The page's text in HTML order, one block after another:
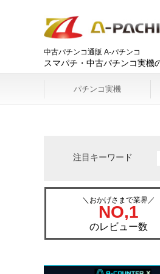
中古パチンコ通販 A-パチンコ
スマパチ・中古パチンコ実機
パチンコ実機
注目キーワード
＼おかげさまで業界／
NO,1
のレビュー数